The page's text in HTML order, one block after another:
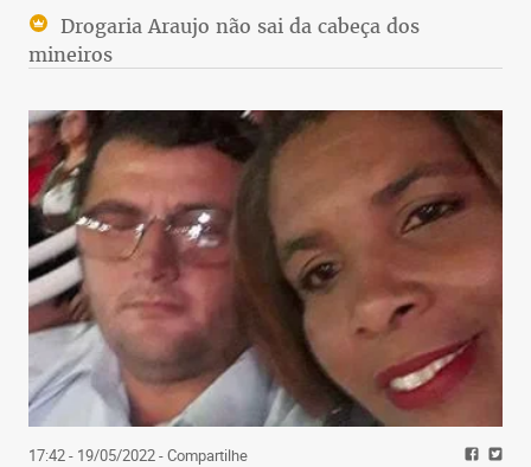
Drogaria Araujo não sai da cabeça dos
mineiros
17:42 - 19/05/2022- Compartilhe